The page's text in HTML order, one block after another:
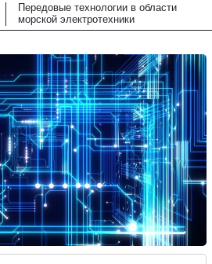
Передовые технологии в области
морской электротехники